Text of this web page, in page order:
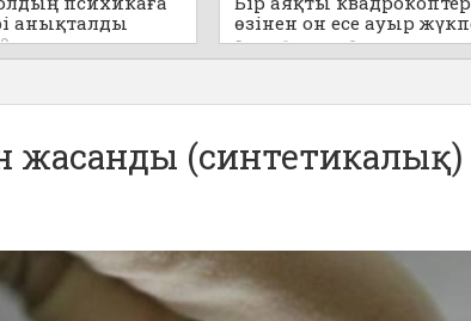
анықталды
0
өзінен он есе ауыр
секіре алады (видео)
5 сағат бұрын 0
жасанды (синтетикалық)